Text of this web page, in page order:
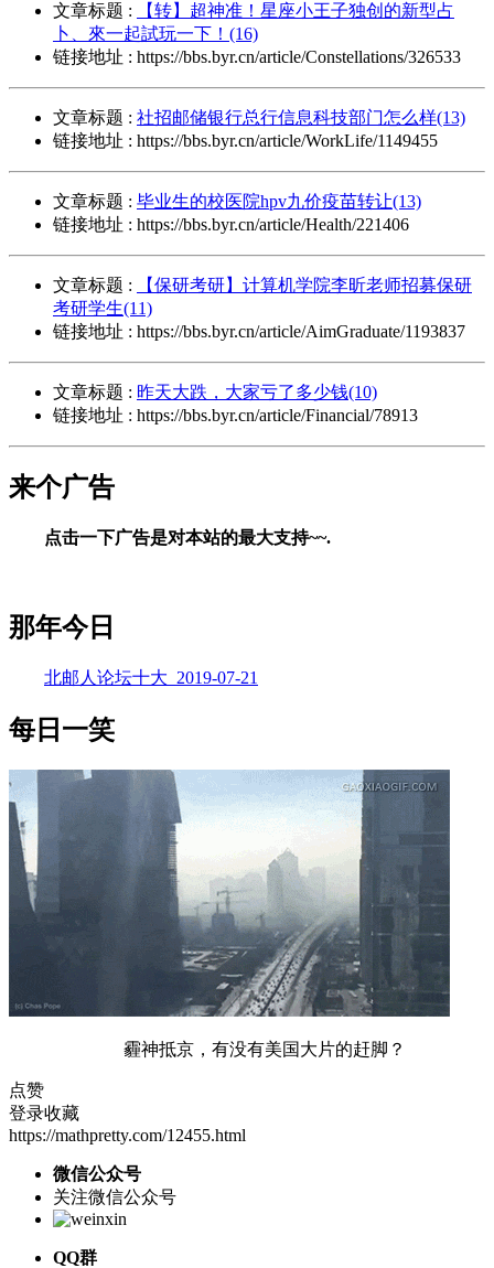
文章标题 :
【转】超神准！星座小王子独创的新型占
卜、來一起試玩一下！(16)
链接地址 : https://bbs.byr.cn/article/Constellations/326533
文章标题 : 社招邮储银行总行信息科技部门怎么样(13)
链接地址 : https://bbs.byr.cn/article/WorkLife/1149455
文章标题 : 毕业生的校医院hpv九价疫苗转让(13)
链接地址 : https://bbs.byr.cn/article/Health/221406
文章标题 :
【保研考研】计算机学院李昕老师招募保研
考研学生(11)
链接地址 : https://bbs.byr.cn/article/AimGraduate/1193837
文章标题 : 昨天大跌，大家亏了多少钱(10)
链接地址 : https://bbs.byr.cn/article/Financial/78913
来个广告
点击一下广告是对本站的最大支持~~.
那年今日
北邮人论坛十大_2019-07-21
每日一笑
霾神抵京，有没有美国大片的赶脚？
点赞
登录收藏
https://mathpretty.com/12455.html
微信公众号
关注微信公众号
QQ群